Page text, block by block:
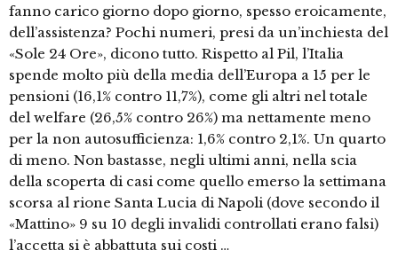
fanno carico giorno dopo giorno, spesso eroicamente,
dell’assistenza? Pochi numeri, presi da un’inchiesta del
«Sole 24 Ore», dicono tutto. Rispetto al Pil, l’Italia
spende molto più della media dell’Europa a 15 per le
pensioni (16,1% contro 11,7%), come gli altri nel totale
del welfare (26,5% contro 26%) ma nettamente meno
per la non autosufficienza: 1,6% contro 2,1%. Un quarto
di meno. Non bastasse, negli ultimi anni, nella scia
della scoperta di casi come quello emerso la settimana
scorsa al rione Santa Lucia di Napoli (dove secondo il
«Mattino» 9 su 10 degli invalidi controllati erano falsi)
l’accetta si è abbattuta sui costi …